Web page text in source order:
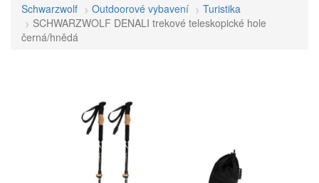
Schwarzwolf Outdoorové vybavení
Turistika
SCHWARZWOLF DENALI trekové teleskopické hole
černá/hnědá